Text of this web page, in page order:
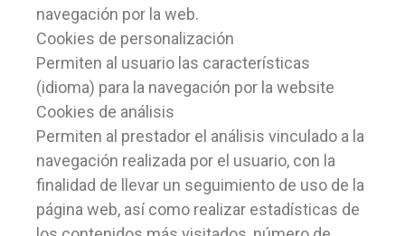
navegación por la web.
Cookies de personalización
Permiten al usuario las características
(idioma) para la navegación por la website
Cookies de análisis
Permiten al prestador el análisis vinculado a la
navegación realizada por el usuario, con la
finalidad de llevar un seguimiento de uso de la
página web, así como realizar estadísticas de